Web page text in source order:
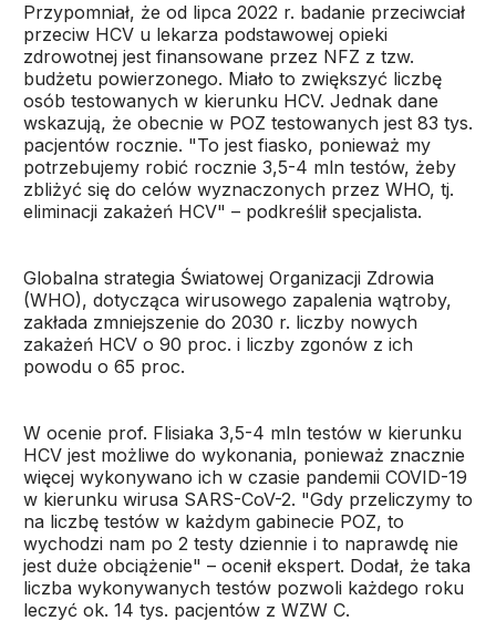
Przypomniał, że od lipca 2022 r. badanie przeciwciał
przeciw HCV u lekarza podstawowej opieki
zdrowotnej jest finansowane przez NFZ z tzw.
budżetu powierzonego. Miało to zwiększyć liczbę
osób testowanych w kierunku HCV. Jednak dane
wskazują, że obecnie w POZ testowanych jest 83 tys.
pacjentów rocznie. "To jest fiasko, ponieważ my
potrzebujemy robić rocznie 3,5-4 mln testów, żeby
zbliżyć się do celów wyznaczonych przez WHO, tj.
eliminacji zakażeń HCV" – podkreślił specjalista.
Globalna strategia Światowej Organizacji Zdrowia
(WHO), dotycząca wirusowego zapalenia wątroby,
zakłada zmniejszenie do 2030 r. liczby nowych
zakażeń HCV o 90 proc. i liczby zgonów z ich
powodu o 65 proc.
W ocenie prof. Flisiaka 3,5-4 mln testów w kierunku
HCV jest możliwe do wykonania, ponieważ znacznie
więcej wykonywano ich w czasie pandemii COVID-19
w kierunku wirusa SARS-CoV-2. "Gdy przeliczymy to
na liczbę testów w każdym gabinecie POZ, to
wychodzi nam po 2 testy dziennie i to naprawdę nie
jest duże obciążenie" – ocenił ekspert. Dodał, że taka
liczba wykonywanych testów pozwoli każdego roku
leczyć ok. 14 tys. pacjentów z WZW C.